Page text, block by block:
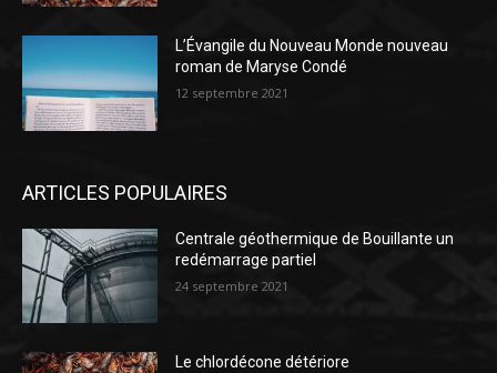
L’Évangile du Nouveau Monde nouveau
roman de Maryse Condé
12 septembre 2021
ARTICLES POPULAIRES
Centrale géothermique de Bouillante un
redémarrage partiel
24 septembre 2021
Le chlordécone détériore